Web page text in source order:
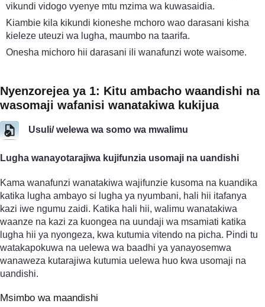
vikundi vidogo vyenye mtu mzima wa kuwasaidia.
Kiambie kila kikundi kioneshe mchoro wao darasani kisha
kieleze uteuzi wa lugha, maumbo na taarifa.
Onesha michoro hii darasani ili wanafunzi wote waisome.
Nyenzo­rejea ya 1: Kitu ambacho waandishi na
wasomaji wafanisi wanatakiwa kukijua
Usuli/ welewa wa somo wa mwalimu
Lugha wanayotarajiwa kujifunzia usomaji na uandishi
Kama wanafunzi wanatakiwa wajifunzie kusoma na kuandika
katika lugha ambayo si lugha ya nyumbani, hali hii itafanya
kazi iwe ngumu zaidi. Katika hali hii, walimu wanatakiwa
waanze na kazi za kuongea na uundaji wa msamiati katika
lugha hii ya nyongeza, kwa kutumia vitendo na picha. Pindi tu
watakapokuwa na uelewa wa baadhi ya yanayosemwa
wanaweza kutarajiwa kutumia uelewa huo kwa usomaji na
uandishi.
Msimbo wa maandishi